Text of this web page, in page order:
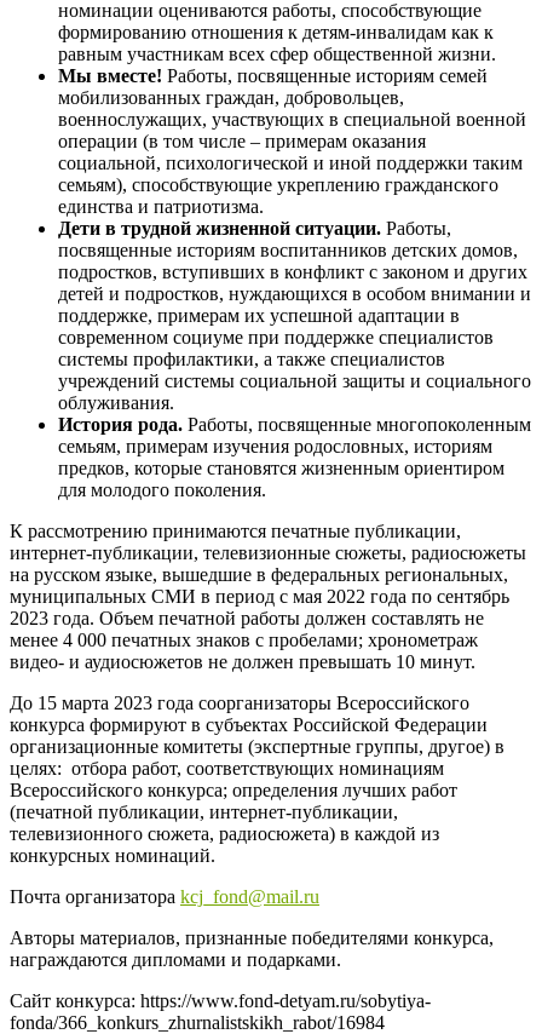
номинации оцениваются работы, способствующие
формированию отношения к детям-инвалидам как к
равным участникам всех сфер общественной жизни.
Мы вместе! Работы, посвященные историям семей
мобилизованных граждан, добровольцев,
военнослужащих, участвующих в специальной военной
операции (в том числе – примерам оказания
социальной, психологической и иной поддержки таким
семьям), способствующие укреплению гражданского
единства и патриотизма.
Дети в трудной жизненной ситуации. Работы,
посвященные историям воспитанников детских домов,
подростков, вступивших в конфликт с законом и других
детей и подростков, нуждающихся в особом внимании и
поддержке, примерам их успешной адаптации в
современном социуме при поддержке специалистов
системы профилактики, а также специалистов
учреждений системы социальной защиты и социального
облуживания.
История рода. Работы, посвященные многопоколенным
семьям, примерам изучения родословных, историям
предков, которые становятся жизненным ориентиром
для молодого поколения.
К рассмотрению принимаются печатные публикации,
интернет-публикации, телевизионные сюжеты, радиосюжеты
на русском языке, вышедшие в федеральных региональных,
муниципальных СМИ в период с мая 2022 года по сентябрь
2023 года. Объем печатной работы должен составлять не
менее 4 000 печатных знаков с пробелами; хронометраж
видео- и аудиосюжетов не должен превышать 10 минут.
До 15 марта 2023 года соорганизаторы Всероссийского
конкурса формируют в субъектах Российской Федерации
организационные комитеты (экспертные группы, другое) в
целях: отбора работ, соответствующих номинациям
Всероссийского конкурса; определения лучших работ
(печатной публикации, интернет-публикации,
телевизионного сюжета, радиосюжета) в каждой из
конкурсных номинаций.
Почта организатора kcj_fond@mail.ru
Авторы материалов, признанные победителями конкурса,
награждаются дипломами и подарками.
Сайт конкурса: https://www.fond-detyam.ru/sobytiya-
fonda/366_konkurs_zhurnalistskikh_rabot/16984